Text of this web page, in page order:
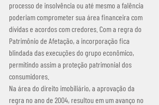
processo de insolvência ou até mesmo a falência
poderiam comprometer sua área financeira com
dívidas e acordos com credores. Com a regra do
Patrimônio de Afetação, a incorporação fica
blindada das execuções do grupo econômico,
permitindo assim a proteção patrimonial dos
consumidores.
Na área do direito imobiliário, a aprovação da
regra no ano de 2004, resultou em um avanço no